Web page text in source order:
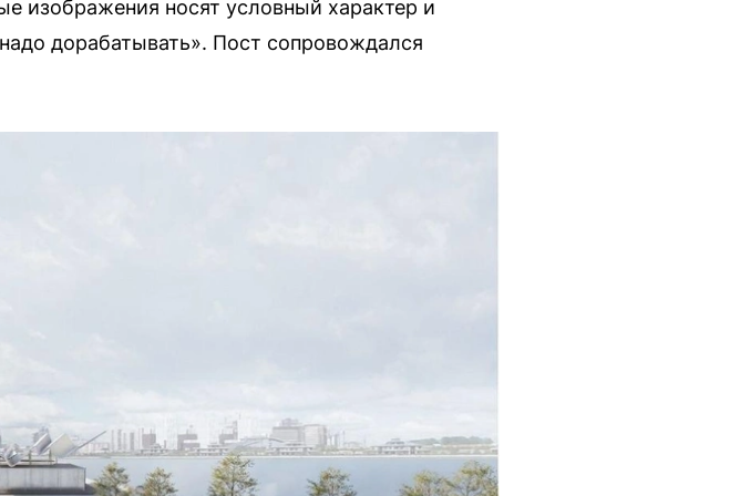
изображения носят условный характер и
дорабатывать». Пост сопровождался